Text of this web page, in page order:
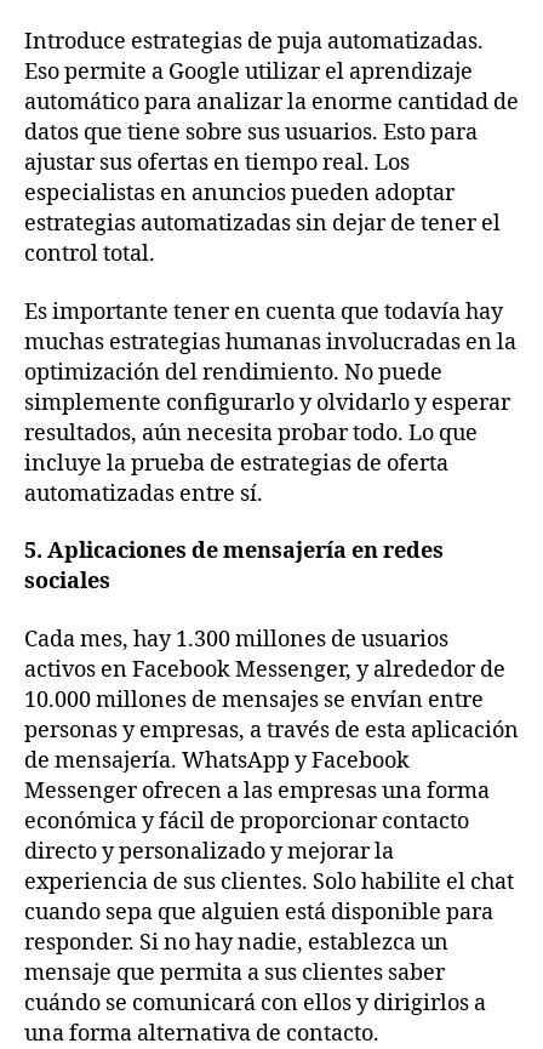
Introduce estrategias de puja automatizadas.
Eso permite a Google utilizar el aprendizaje
automático para analizar la enorme cantidad de
datos que tiene sobre sus usuarios. Esto para
ajustar sus ofertas en tiempo real. Los
especialistas en anuncios pueden adoptar
estrategias automatizadas sin dejar de tener el
control total.
Es importante tener en cuenta que todavía hay
muchas estrategias humanas involucradas en la
optimización del rendimiento. No puede
simplemente configurarlo y olvidarlo y esperar
resultados, aún necesita probar todo. Lo que
incluye la prueba de estrategias de oferta
automatizadas entre sí.
5. Aplicaciones de mensajería en redes
sociales
Cada mes, hay 1.300 millones de usuarios
activos en Facebook Messenger, y alrededor de
10.000 millones de mensajes se envían entre
personas y empresas, a través de esta aplicación
de mensajería. WhatsApp y Facebook
Messenger ofrecen a las empresas una forma
económica y fácil de proporcionar contacto
directo y personalizado y mejorar la
experiencia de sus clientes. Solo habilite el chat
cuando sepa que alguien está disponible para
responder. Si no hay nadie, establezca un
mensaje que permita a sus clientes saber
cuándo se comunicará con ellos y dirigirlos a
una forma alternativa de contacto.